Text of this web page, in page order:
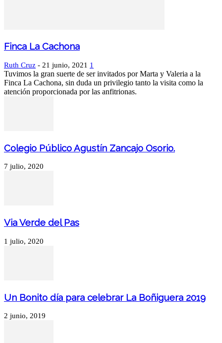
Finca La Cachona
Ruth Cruz - 21 junio, 2021 1
Tuvimos la gran suerte de ser invitados por Marta y Valeria a la
Finca La Cachona, sin duda un privilegio tanto la visita como la
atención proporcionada por las anfitrionas.
Colegio Público Agustín Zancajo Osorio.
7 julio, 2020
Via Verde del Pas
1 julio, 2020
Un Bonito día para celebrar La Boñiguera 2019
2 junio, 2019